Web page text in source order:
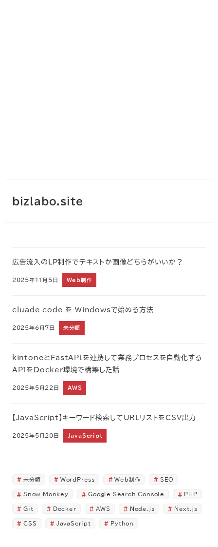
bizlabo.site
広告流入のLP制作でテキストか画像どちらがいいか？
2025年11月5日 Web制作
cluade code を Windowsで始める方法
2025年6月7日 未分類
kintoneとFastAPIを連携して業務プロセスを自動化する
APIをDocker環境で構築した話
2025年5月22日 AWS
【JavaScript】キーワード検索してURLリストをCSV出力
2025年5月20日 JavaScript
未分類 WordPress Web制作 SEO
Snow Monkey Google Search Console PHP
Git Docker AWS Node.js Next.js
CSS JavaScript Python